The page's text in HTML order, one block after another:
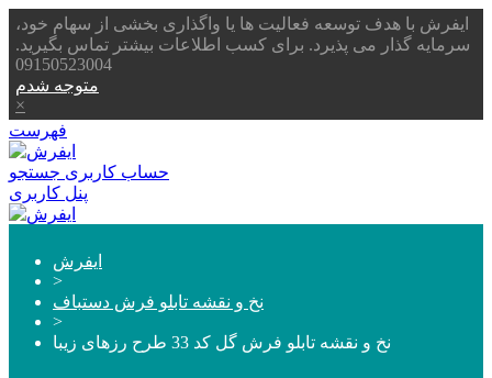
ایفرش با هدف توسعه فعالیت ها یا واگذاری بخشی از سهام خود،
سرمایه گذار می پذیرد. برای کسب اطلاعات بیشتر تماس بگیرید.
09150523004
متوجه شدم
×
فهرست
حساب کاربری جستجو
پنل کاربری
ایفرش
>
نخ و نقشه تابلو فرش دستباف
>
نخ و نقشه تابلو فرش گل کد 33 طرح رزهای زیبا